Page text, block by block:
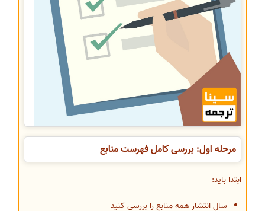
مرحله اول: بررسی کامل فهرست منابع
ابتدا باید:
سال انتشار همه منابع را بررسی کنید